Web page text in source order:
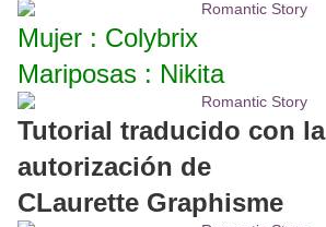
Mujer : Colybrix
Mariposas : Nikita
Tutorial traducido con la
autorización de
CLaurette Graphisme